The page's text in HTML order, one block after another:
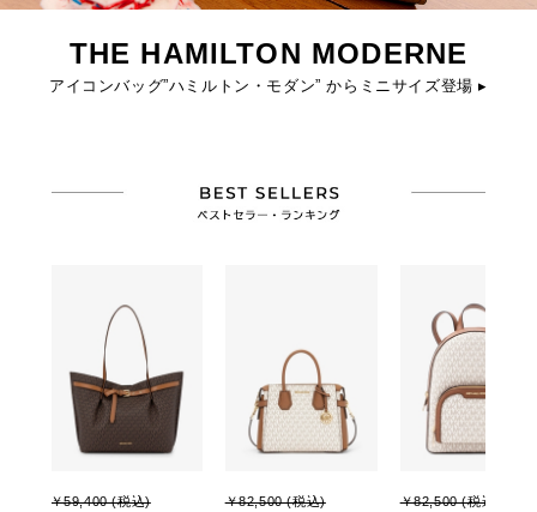
THE HAMILTON MODERNE
アイコンバッグ”ハミルトン・モダン” からミニサイズ登場 ▸
￥59,400 (税込)
￥82,500 (税込)
￥82,500 (税込)